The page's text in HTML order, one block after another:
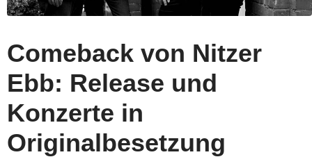
Comeback von Nitzer
Ebb: Release und
Konzerte in
Originalbesetzung